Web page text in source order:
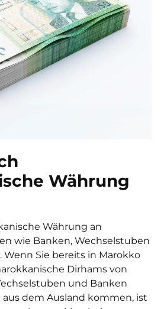
Währung
Währung an
wie Banken, Wechselstuben
Wenn Sie bereits in Marokko
Dirhams von
und Banken
aus dem Ausland kommen, ist